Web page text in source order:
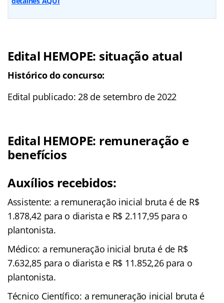
Edital HEMOPE: situação atual
Histórico do concurso:
Edital publicado: 28 de setembro de 2022
Edital HEMOPE: remuneração e
benefícios
Auxílios recebidos:
Assistente: a remuneração inicial bruta é de R$
1.878,42 para o diarista e R$ 2.117,95 para o
plantonista.
Médico: a remuneração inicial bruta é de R$
7.632,85 para o diarista e R$ 11.852,26 para o
plantonista.
Técnico Científico: a remuneração inicial bruta é